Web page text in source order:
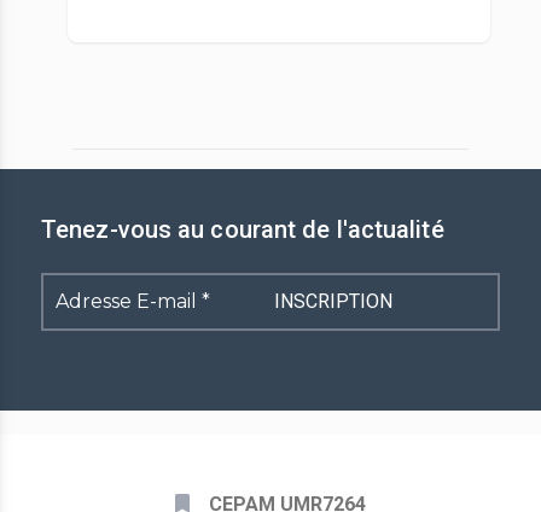
Tenez-vous au courant de l'actualité
Adresse
E-
CEPAM UMR7264